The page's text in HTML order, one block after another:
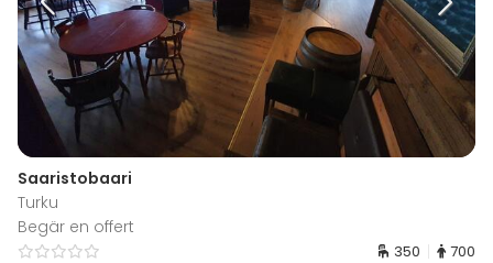
Saaristobaari
Turku
Begär en offert
350 700